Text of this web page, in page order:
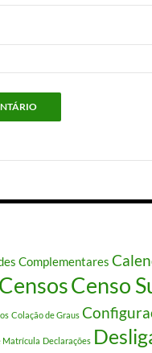
Complementares
CensosCenso
Colação de Graus
Matrícula Declarações